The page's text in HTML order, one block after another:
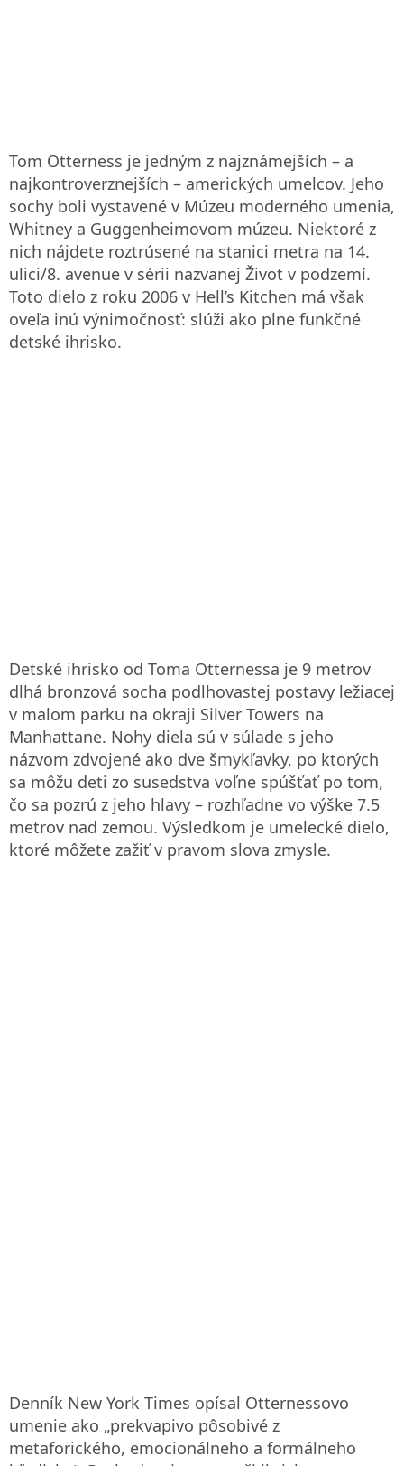
Tom Otterness je jedným z najznámejších – a
najkontroverznejších – amerických umelcov. Jeho
sochy boli vystavené v Múzeu moderného umenia,
Whitney a Guggenheimovom múzeu. Niektoré z
nich nájdete roztrúsené na stanici metra na 14.
ulici/8. avenue v sérii nazvanej Život v podzemí.
Toto dielo z roku 2006 v Hell’s Kitchen má však
oveľa inú výnimočnosť: slúži ako plne funkčné
detské ihrisko.
Detské ihrisko od Toma Otternessa je 9 metrov
dlhá bronzová socha podlhovastej postavy ležiacej
v malom parku na okraji Silver Towers na
Manhattane. Nohy diela sú v súlade s jeho
názvom zdvojené ako dve šmykľavky, po ktorých
sa môžu deti zo susedstva voľne spúšťať po tom,
čo sa pozrú z jeho hlavy – rozhľadne vo výške 7.5
metrov nad zemou. Výsledkom je umelecké dielo,
ktoré môžete zažiť v pravom slova zmysle.
Denník New York Times opísal Otternessovo
umenie ako „prekvapivo pôsobivé z
metaforického, emocionálneho a formálneho